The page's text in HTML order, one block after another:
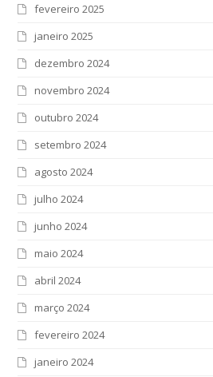
fevereiro 2025
janeiro 2025
dezembro 2024
novembro 2024
outubro 2024
setembro 2024
agosto 2024
julho 2024
junho 2024
maio 2024
abril 2024
março 2024
fevereiro 2024
janeiro 2024